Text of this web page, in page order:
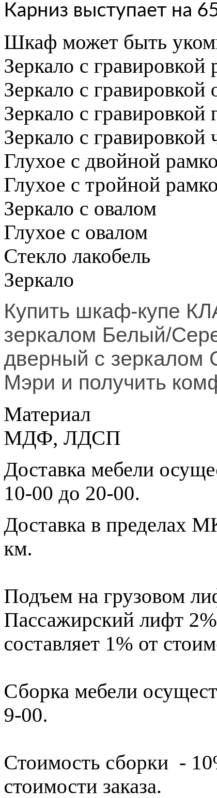
Карниз выступает на
Шкаф может быть
Зеркало с гравировкой
Зеркало с гравировкой
Зеркало с гравировкой
Зеркало с гравировкой
Глухое с двойной
Глухое с тройной
Зеркало с овалом
Глухое с овалом
Стекло лакобель
Зеркало
Купить шкаф-купе
зеркалом Белый/
дверный с зеркалом
Мэри и получить
Материал
МДФ, ЛДСП
Доставка мебели
10-00 до 20-00.
Доставка в пределах
км.
Подъем на грузовом
Пассажирский лифт
составляет 1% от
Сборка мебели
9-00.
Стоимость сборки -
стоимости заказа.